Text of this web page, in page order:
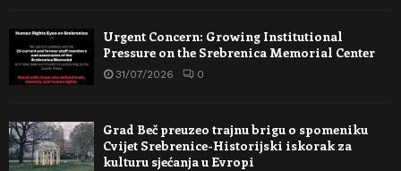
Urgent Concern: Growing Institutional
Pressure on the Srebrenica Memorial Center
31/07/2026 0
Grad Beč preuzeo trajnu brigu o spomeniku
Cvijet Srebrenice-Historijski iskorak za
kulturu sjećanja u Evropi